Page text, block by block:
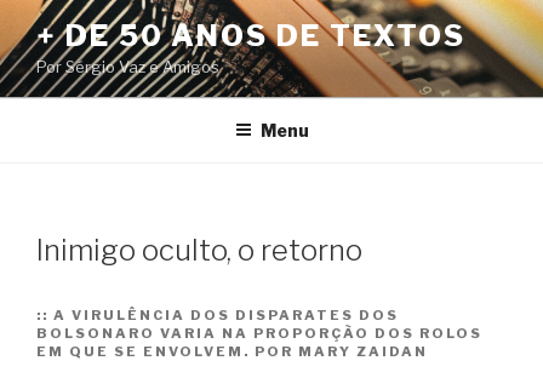
Pular
para
o
conteúdo
+ DE 50 ANOS DE TEXTOS
Por Sérgio Vaz e Amigos
Menu
Inimigo oculto, o retorno
:: A VIRULÊNCIA DOS DISPARATES DOS
BOLSONARO VARIA NA PROPORÇÃO DOS ROLOS
EM QUE SE ENVOLVEM. POR MARY ZAIDAN